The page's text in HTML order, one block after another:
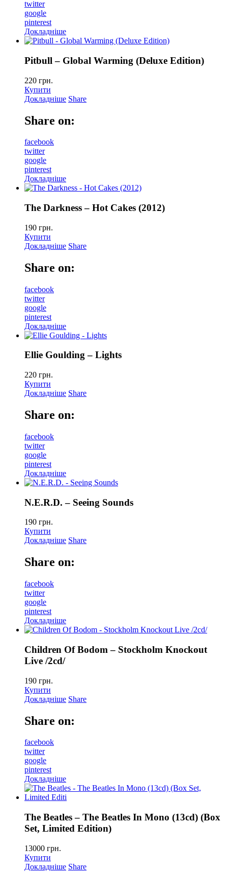
twitter
google
pinterest
Докладніше
Pitbull – Global Warming (Deluxe Edition)
220 грн.
Купити
Докладніше Share
Share on:
facebook
twitter
google
pinterest
Докладніше
The Darkness – Hot Cakes (2012)
190 грн.
Купити
Докладніше Share
Share on:
facebook
twitter
google
pinterest
Докладніше
Ellie Goulding – Lights
220 грн.
Купити
Докладніше Share
Share on:
facebook
twitter
google
pinterest
Докладніше
N.E.R.D. – Seeing Sounds
190 грн.
Купити
Докладніше Share
Share on:
facebook
twitter
google
pinterest
Докладніше
Children Of Bodom – Stockholm Knockout
Live /2cd/
190 грн.
Купити
Докладніше Share
Share on:
facebook
twitter
google
pinterest
Докладніше
The Beatles – The Beatles In Mono (13cd) (Box
Set, Limited Edition)
13000 грн.
Купити
Докладніше Share